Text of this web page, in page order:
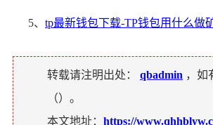
5、 tp最新钱包下载-TP钱包用什么做
转载请注明出处： qbadmin ，如
（）。
本文地址： https://